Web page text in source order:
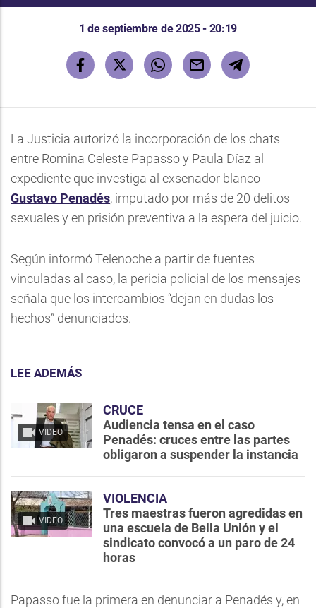
1 de septiembre de 2025 - 20:19
La Justicia autorizó la incorporación de los chats
entre Romina Celeste Papasso y Paula Díaz al
expediente que investiga al exsenador blanco
Gustavo Penadés, imputado por más de 20 delitos
sexuales y en prisión preventiva a la espera del juicio.
Según informó Telenoche a partir de fuentes
vinculadas al caso, la pericia policial de los mensajes
señala que los intercambios “dejan en dudas los
hechos” denunciados.
LEE ADEMÁS
VIDEO
CRUCE
Audiencia tensa en el caso
Penadés: cruces entre las partes
obligaron a suspender la instancia
VIDEO
VIOLENCIA
Tres maestras fueron agredidas en
una escuela de Bella Unión y el
sindicato convocó a un paro de 24
horas
Papasso fue la primera en denunciar a Penadés y, en